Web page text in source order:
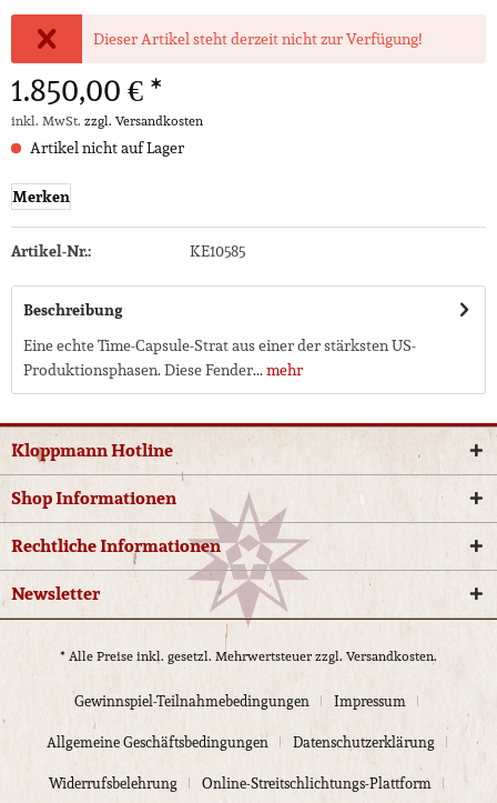
Dieser Artikel steht derzeit nicht zur Verfügung!
1.850,00 € *
inkl. MwSt. zzgl. Versandkosten
Artikel nicht auf Lager
Merken
Artikel-Nr.: KE10585
Beschreibung
Eine echte Time-Capsule-Strat aus einer der stärksten US-
Produktionsphasen. Diese Fender...mehr
Kloppmann Hotline
Shop Informationen
Rechtliche Informationen
Newsletter
* Alle Preise inkl. gesetzl. Mehrwertsteuer zzgl. Versandkosten.
Gewinnspiel-Teilnahmebedingungen
Impressum
Allgemeine Geschäftsbedingungen
Datenschutzerklärung
Widerrufsbelehrung
Online-Streitschlichtungs-Plattform